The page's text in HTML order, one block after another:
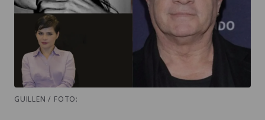
GUILLEN / FOTO: